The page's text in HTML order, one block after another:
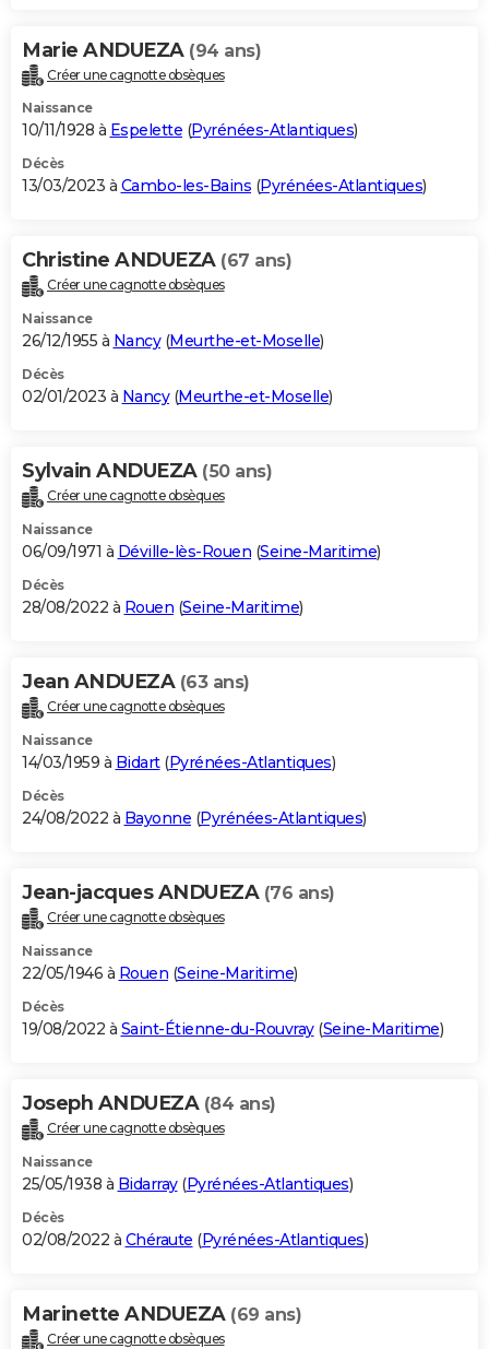
Marie ANDUEZA (94 ans)
Créer une cagnotte obsèques
Naissance
10/11/1928 à Espelette (Pyrénées-Atlantiques)
Décès
13/03/2023 à Cambo-les-Bains (Pyrénées-Atlantiques)
Christine ANDUEZA (67 ans)
Créer une cagnotte obsèques
Naissance
26/12/1955 à Nancy(Meurthe-et-Moselle)
Décès
02/01/2023 à Nancy(Meurthe-et-Moselle)
Sylvain ANDUEZA (50 ans)
Créer une cagnotte obsèques
Naissance
06/09/1971 à Déville-lès-Rouen (Seine-Maritime)
Décès
28/08/2022 à Rouen (Seine-Maritime)
Jean ANDUEZA (63 ans)
Créer une cagnotte obsèques
Naissance
14/03/1959 à Bidart(Pyrénées-Atlantiques)
Décès
24/08/2022 à Bayonne (Pyrénées-Atlantiques)
Jean-jacques ANDUEZA (76 ans)
Créer une cagnotte obsèques
Naissance
22/05/1946 à Rouen (Seine-Maritime)
Décès
19/08/2022 à Saint-Étienne-du-Rouvray(Seine-Maritime)
Joseph ANDUEZA (84 ans)
Créer une cagnotte obsèques
Naissance
25/05/1938 à Bidarray(Pyrénées-Atlantiques)
Décès
02/08/2022 à Chéraute (Pyrénées-Atlantiques)
Marinette ANDUEZA (69 ans)
Créer une cagnotte obsèques